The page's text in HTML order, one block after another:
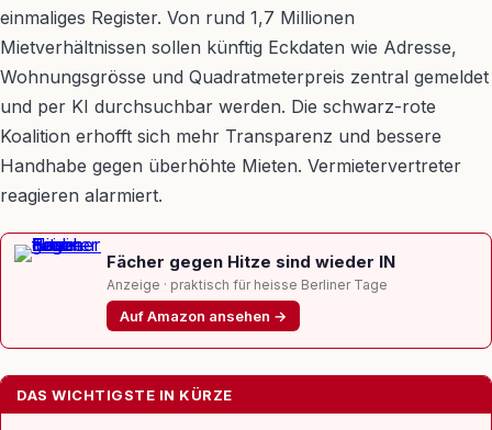
einmaliges Register. Von rund 1,7 Millionen
Mietverhältnissen sollen künftig Eckdaten wie Adresse,
Wohnungsgrösse und Quadratmeterpreis zentral gemeldet
und per KI durchsuchbar werden. Die schwarz-rote
Koalition erhofft sich mehr Transparenz und bessere
Handhabe gegen überhöhte Mieten. Vermietervertreter
reagieren alarmiert.
Fächer gegen Hitze sind wieder IN
Anzeige · praktisch für heisse Berliner Tage
Auf Amazon ansehen →
DAS WICHTIGSTE IN KÜRZE